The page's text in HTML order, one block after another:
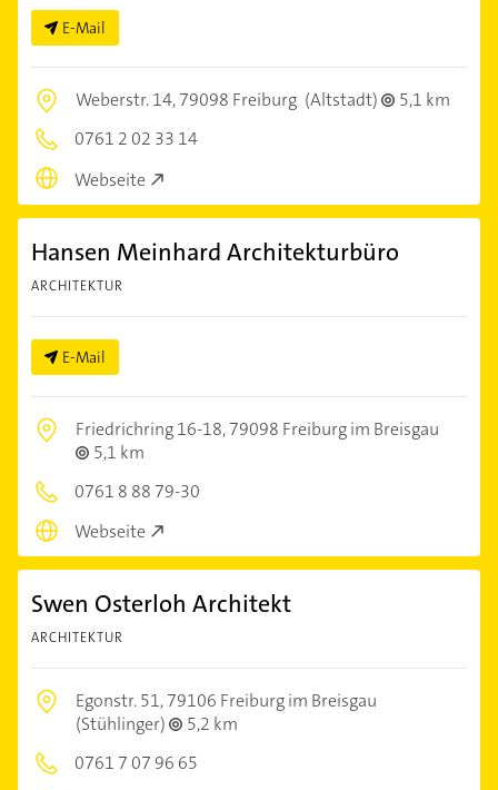
E-Mail
Weberstr. 14,79098 Freiburg (Altstadt)
5,1 km
0761 2 02 33 14
Webseite
Hansen Meinhard Architekturbüro
ARCHITEKTUR
E-Mail
Friedrichring 16-18,79098 Freiburg im Breisgau
5,1 km
0761 8 88 79-30
Webseite
Swen Osterloh Architekt
ARCHITEKTUR
Egonstr. 51,79106 Freiburg im Breisgau
(Stühlinger)
5,2 km
0761 7 07 96 65